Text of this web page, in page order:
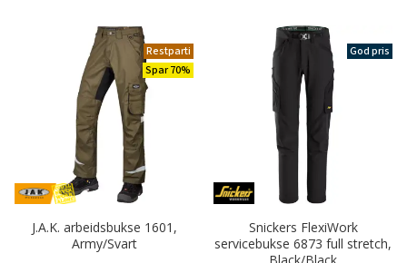
Restparti
Spar 70%
J.A.K. arbeidsbukse 1601,
Army/Svart
God pris
Snickers FlexiWork
servicebukse 6873 full stretch,